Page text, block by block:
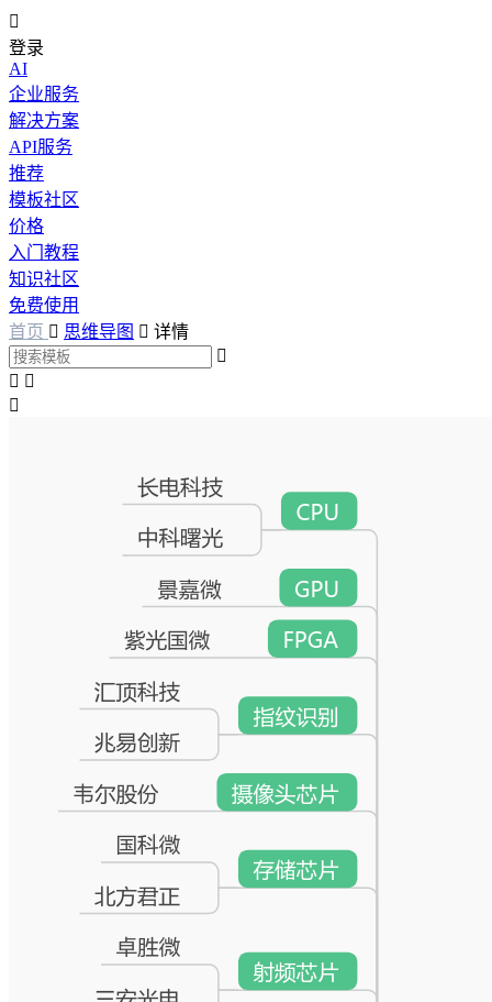

登录
AI
企业服务
解决方案
API服务
推荐
模板社区
价格
入门教程
知识社区
免费使用
首页  思维导图  详情

 
